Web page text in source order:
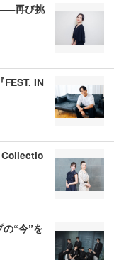
再び挑
IN
Collectio
“今”を